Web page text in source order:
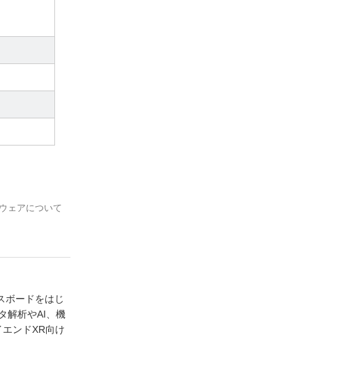
ェアについて
ボードをはじ
解析やAI、機
ンドXR向け